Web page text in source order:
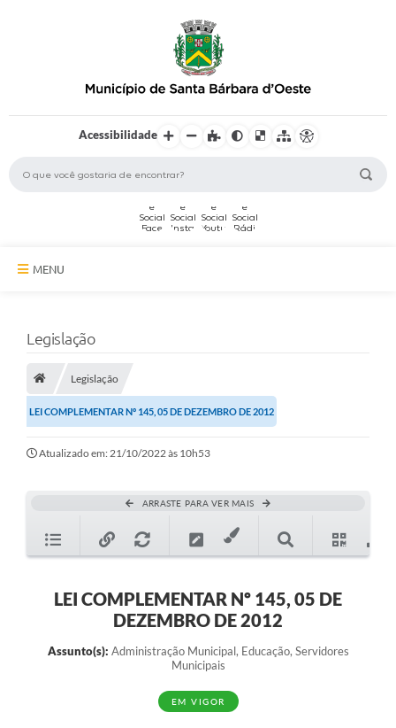
Acessibilidade
MENU
Secretarias
Serviços Online
Ouvidoria
Transparência
Doação CMDCA
Legislação
Legislação
LEI COMPLEMENTAR Nº 145, 05 DE DEZEMBRO DE 2012
Atualizado em: 21/10/2022 às 10h53
ARRASTE PARA VER MAIS
LEI COMPLEMENTAR Nº 145, 05 DE
DEZEMBRO DE 2012
Assunto(s): Administração Municipal, Educação, Servidores
Municipais
EM VIGOR